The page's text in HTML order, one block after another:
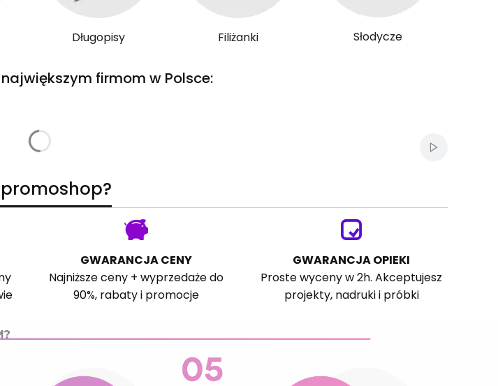
Długopisy Filiżanki Słodycze
firmom w Polsce:
Włącz
GWARANCJA CENY
Najniższe ceny + wyprzedaże do
90%, rabaty i promocje
GWARANCJA OPIEKI
Proste wyceny w 2h. Akceptujesz
projekty, nadruki i próbki